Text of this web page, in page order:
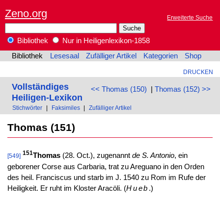
Zeno.org Erweiterte Suche
Bibliothek
Nur in Heiligenlexikon-1858
Bibliothek
Lesesaal Zufälliger Artikel Kategorien Shop
DRUCKEN
<< Thomas (150) | Thomas (152) >>
Vollständiges
Heiligen-Lexikon
Stichwörter Faksimiles Zufälliger Artikel
Thomas (151)
[549] 151Thomas(28. Oct.), zugenannt de S. Antonio, ein
geborener Corse aus Carbaria, trat zu Areguano in den Orden
des heil. Franciscus und starb im J. 1540 zu Rom im Rufe der
Heiligkeit. Er ruht im Kloster Aracöli. (Hueb .)